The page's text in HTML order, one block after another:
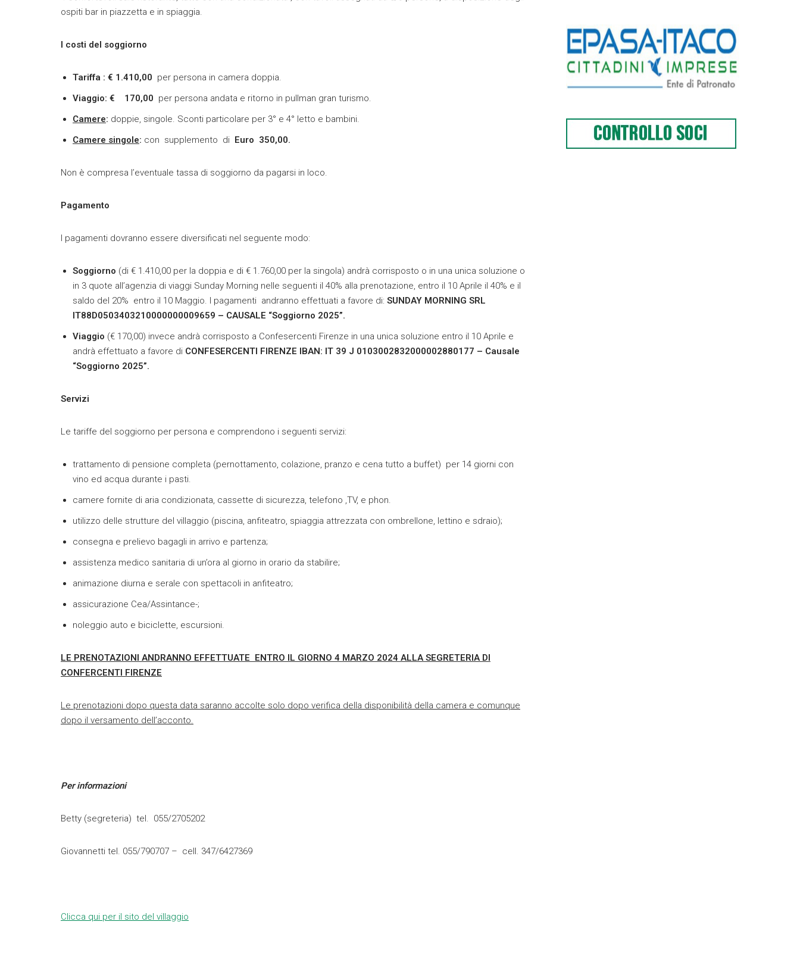
ospiti bar in piazzetta e in spiaggia.
I costi del soggiorno
Tariffa : € 1.410,00 per persona in camera doppia.
Viaggio: € 170,00 per persona andata e ritorno in pullman gran turismo.
Camere: doppie, singole. Sconti particolare per 3° e 4° letto e bambini.
Camere singole: con supplemento di Euro 350,00.
Non è compresa l’eventuale tassa di soggiorno da pagarsi in loco.
Pagamento
I pagamenti dovranno essere diversificati nel seguente modo:
Soggiorno (di € 1.410,00 per la doppia e di € 1.760,00 per la singola) andrà corrisposto o in una unica soluzione o
in 3 quote all’agenzia di viaggi Sunday Morning nelle seguenti il 40% alla prenotazione, entro il 10 Aprile il 40% e il
saldo del 20% entro il 10 Maggio. I pagamenti andranno effettuati a favore di: SUNDAY MORNING SRL
IT88D0503403210000000009659 – CAUSALE “Soggiorno 2025”.
Viaggio (€ 170,00) invece andrà corrisposto a Confesercenti Firenze in una unica soluzione entro il 10 Aprile e
andrà effettuato a favore di CONFESERCENTI FIRENZE IBAN: IT 39 J 0103002832000002880177 – Causale
“Soggiorno 2025”.
Servizi
Le tariffe del soggiorno per persona e comprendono i seguenti servizi:
trattamento di pensione completa (pernottamento, colazione, pranzo e cena tutto a buffet) per 14 giorni con
vino ed acqua durante i pasti.
camere fornite di aria condizionata, cassette di sicurezza, telefono ,TV, e phon.
utilizzo delle strutture del villaggio (piscina, anfiteatro, spiaggia attrezzata con ombrellone, lettino e sdraio);
consegna e prelievo bagagli in arrivo e partenza;
assistenza medico sanitaria di un’ora al giorno in orario da stabilire;
animazione diurna e serale con spettacoli in anfiteatro;
assicurazione Cea/Assintance-;
noleggio auto e biciclette, escursioni.
LE PRENOTAZIONI ANDRANNO EFFETTUATE ENTRO IL GIORNO 4 MARZO 2024 ALLA SEGRETERIA DI
CONFERCENTI FIRENZE
Le prenotazioni dopo questa data saranno accolte solo dopo verifica della disponibilità della camera e comunque
dopo il versamento dell’acconto.
Per informazioni
Betty (segreteria) tel. 055/2705202
Giovannetti tel. 055/790707 – cell. 347/6427369
Clicca qui per il sito del villaggio